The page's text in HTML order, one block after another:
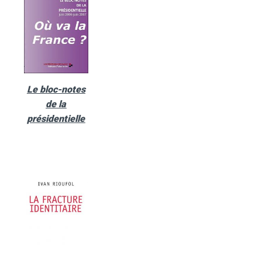
Le bloc-notes
de la
présidentielle